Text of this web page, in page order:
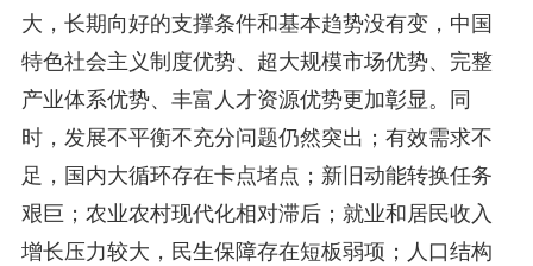
大，长期向好的支撑条件和基本趋势没有变，中国
特色社会主义制度优势、超大规模市场优势、完整
产业体系优势、丰富人才资源优势更加彰显。同
时，发展不平衡不充分问题仍然突出；有效需求不
足，国内大循环存在卡点堵点；新旧动能转换任务
艰巨；农业农村现代化相对滞后；就业和居民收入
增长压力较大，民生保障存在短板弱项；人口结构